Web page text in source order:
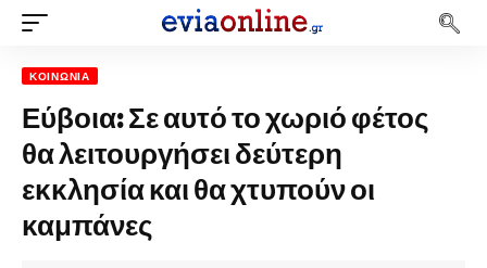
ΚΟΙΝΩΝΊΑ
Εύβοια: Σε αυτό το χωριό φέτος
θα λειτουργήσει δεύτερη
εκκλησία και θα χτυπούν οι
καμπάνες